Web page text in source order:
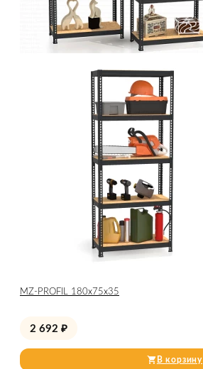
МZ-PROFIL 180х75х35
2 692 ₽
В корзину